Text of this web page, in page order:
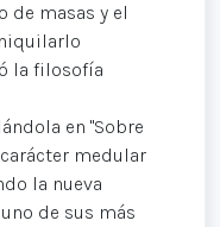
de masas y el
la filosofía
en "Sobre
medular
la nueva
de sus más